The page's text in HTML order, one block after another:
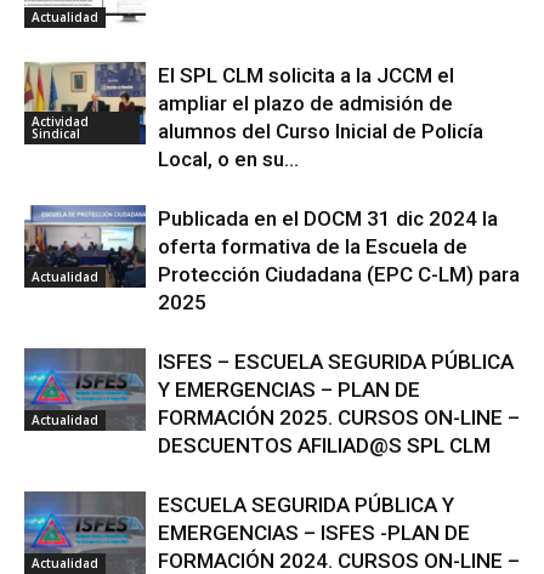
Actualidad
Actividad
Sindical
El SPL CLM solicita a la JCCM el
ampliar el plazo de admisión de
alumnos del Curso Inicial de Policía
Local, o en su...
Actualidad
Publicada en el DOCM 31 dic 2024 la
oferta formativa de la Escuela de
Protección Ciudadana (EPC C-LM) para
2025
Actualidad
ISFES – ESCUELA SEGURIDA PÚBLICA
Y EMERGENCIAS – PLAN DE
FORMACIÓN 2025. CURSOS ON-LINE –
DESCUENTOS AFILIAD@S SPL CLM
Actualidad
ESCUELA SEGURIDA PÚBLICA Y
EMERGENCIAS – ISFES -PLAN DE
FORMACIÓN 2024. CURSOS ON-LINE –